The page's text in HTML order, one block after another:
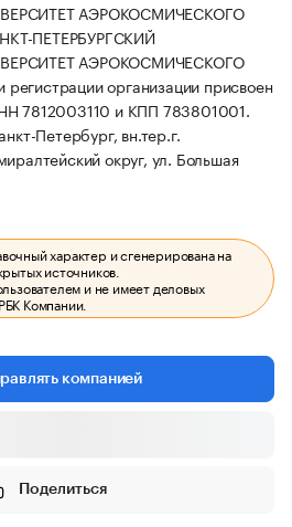
АЭРОКОСМИЧЕСКОГО
ПЕТЕРБУРГСКИЙ
АЭРОКОСМИЧЕСКОГО
регистрации организации присвоен
7812003110 и КПП 783801001.
Петербург, вн.тер.г.
округ, ул. Большая
характер и сгенерирована на
источников.
и не имеет деловых
Компании.
компанией
Поделиться